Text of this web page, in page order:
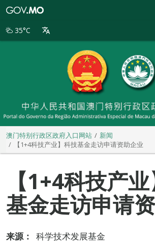
别
35°C
澳门特别行政区政府入口网站
新闻
【1+4科技产业】科技基金走访申请资助企业
【1+4科技产
基金走访申请
来源：
科学技术发展基金